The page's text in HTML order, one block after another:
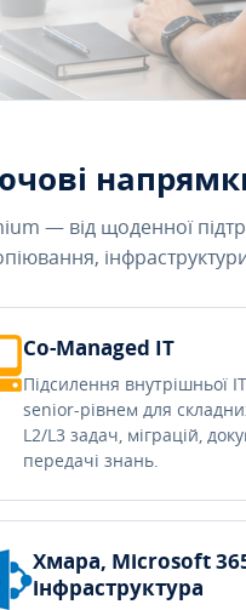
— від щоденної
Co-Managed IT
Підсилення внутрішньої
senior-рівнем для
L2/L3 задач, міграцій,
передачі знань.
Хмара, Microsoft
інфраструктура